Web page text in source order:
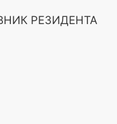
РЕЗИДЕНТА